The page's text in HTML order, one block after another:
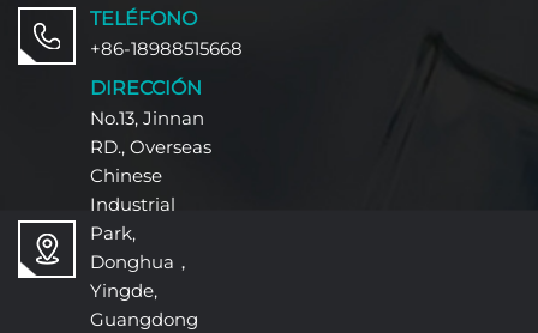
rendimiento duraderos.
TELÉFONO
+86-18988515668
DIRECCIÓN
No.13, Jinnan
RD., Overseas
Chinese
Industrial
Park,
Donghua，
Yingde,
Guangdong